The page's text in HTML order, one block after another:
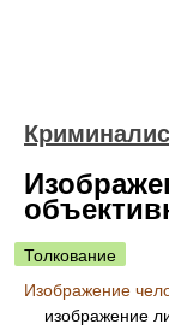
Толкование
Изображение
изображение